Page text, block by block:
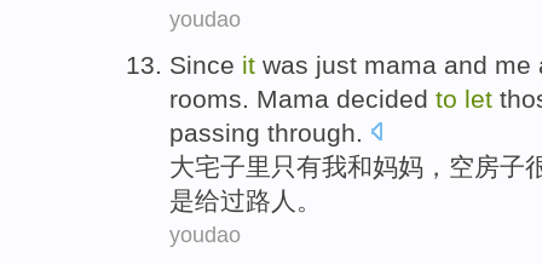
youdao
Since it was just mama and me
rooms . Mama decided to let
passing through
大宅子里 只有我和妈妈 ， 空房子
是给过路人 。
youdao